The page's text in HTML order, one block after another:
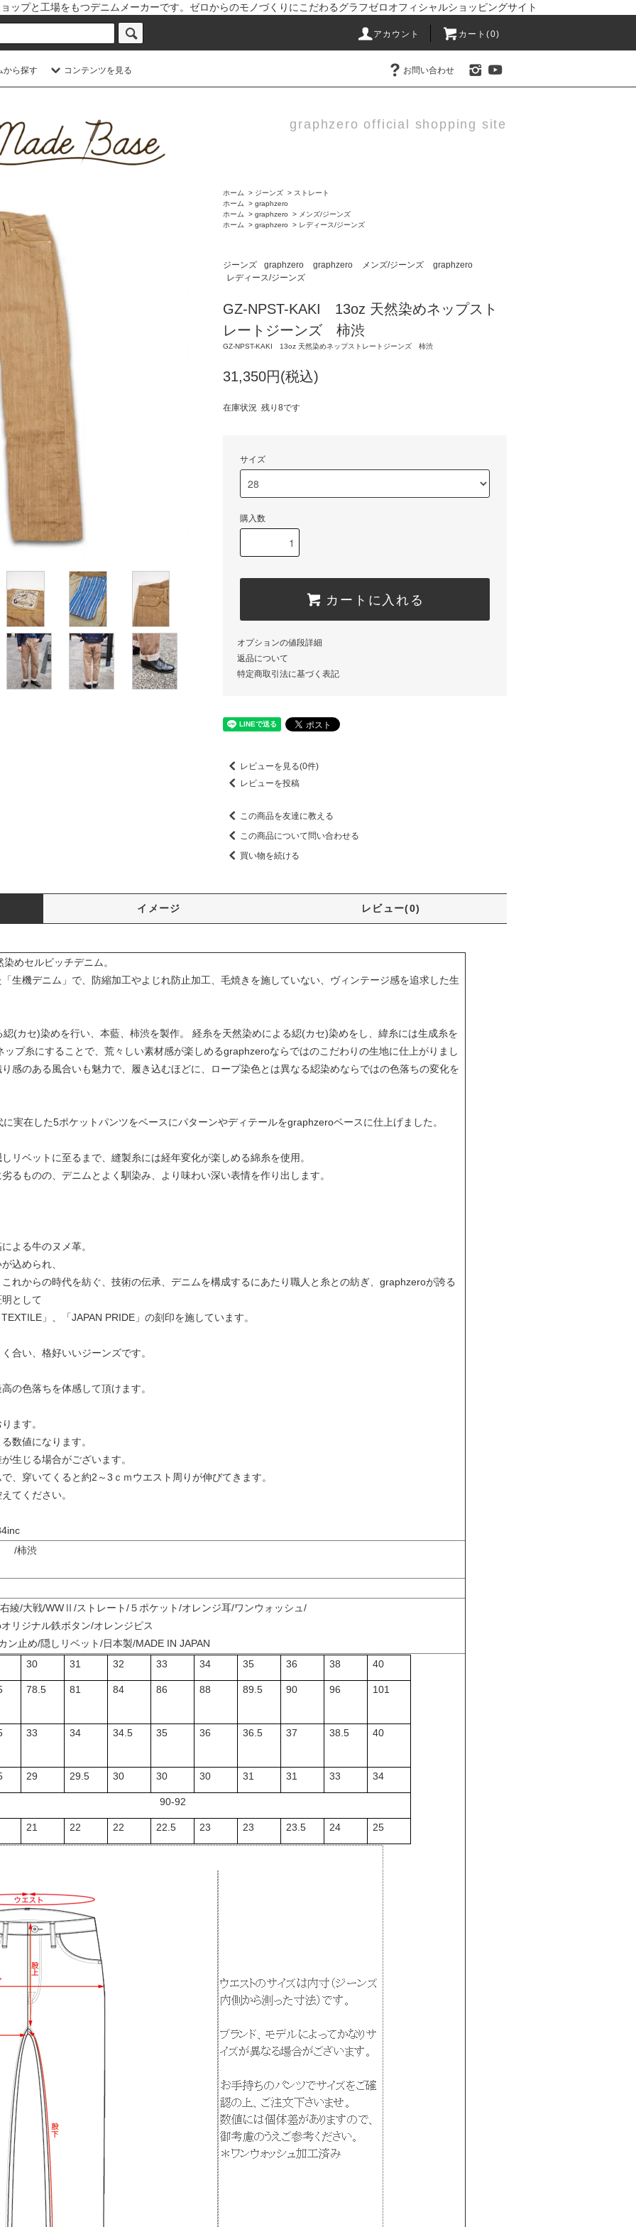
プと工場をもつデニムメーカーです。ゼロからのモノづくりにこだわるグラフゼロオフィシャルショッピングサイト
アカウント カート(0)
から探す コンテンツを見る お問い合わせ
graphzero official shopping site
ホーム > ジーンズ > ストレート
ホーム
> graphzero
ホーム
> graphzero > メンズ/ジーンズ
ホーム
> graphzero > レディース/ジーンズ
ジーンズ graphzero graphzero メンズ/ジーンズ
graphzero
レディース/ジーンズ
GZ-NPST-KAKI 13oz 天然染めネップスト
レートジーンズ 柿渋
GZ-NPST-KAKI 13oz 天然染めネップストレートジーンズ 柿渋
31,350円(税込)
在庫状況 残り8です
サイズ
購入数
カートに入れる
オプションの値段詳細
返品について
特定商取引法に基づく表記
レビューを見る(0件)
レビューを投稿
この商品を友達に教える
この商品について問い合わせる
買い物を続ける
イメージ レビュー(0)
めセルビッチデニム。
生機デニム」で、防縮加工やよじれ防止加工、毛焼きを施していない、ヴィンテージ感を追求した生
(カセ)染めを行い、本藍、柿渋を製作。 経糸を天然染めによる綛(カセ)染めをし、緯糸には生成糸を
ップ糸にすることで、荒々しい素材感が楽しめるgraphzeroならではのこだわりの生地に仕上がりまし
感のある風合いも魅力で、履き込むほどに、ロープ染色とは異なる綛染めならではの色落ちの変化を
実在した5ポケットパンツをベースにパターンやディテールをgraphzeroベースに仕上げました。
リベットに至るまで、縫製糸には経年変化が楽しめる綿糸を使用。
るものの、デニムとよく馴染み、より味わい深い表情を作り出します。
よる牛のヌメ革。
込められ、
れからの時代を紡ぐ、技術の伝承、デニムを構成するにあたり職人と糸との紡ぎ、graphzeroが誇る
として
」、「JAPAN PRIDE」の刻印を施しています。
合い、格好いいジーンズです。
の色落ちを体感して頂けます。
ます。
数値になります。
生じる場合がございます。
、穿いてくると約2～3ｃｍウエスト周りが伸びてきます。
てください。
/柿渋
綾/大戦/WWⅡ/ストレート/５ポケット/オレンジ耳/ワンウォッシュ/
リジナル鉄ボタン/オレンジピス
ン止め/隠しリベット/日本製/MADE IN JAPAN
30
31 32 33 34 35 36 38 40
78.5 81 84 86 88 89.5 90 96 101
33 34 34.5 35 36 36.5 37 38.5 40
29 29.5 30 30 30 31 31 33 34
90-92
21 22 22 22.5 23 23 23.5 24 25